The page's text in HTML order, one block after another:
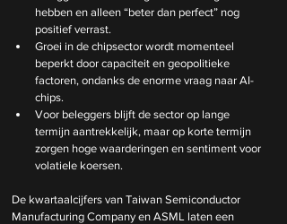
hebben en alleen “beter dan perfect” nog
positief verrast.
Groei in de chipsector wordt momenteel
beperkt door capaciteit en geopolitieke
factoren, ondanks de enorme vraag naar AI-
chips.
Voor beleggers blijft de sector op lange
termijn aantrekkelijk, maar op korte termijn
zorgen hoge waarderingen en sentiment voor
volatiele koersen.
De kwartaalcijfers van Taiwan Semiconductor
Manufacturing Company en ASML laten een